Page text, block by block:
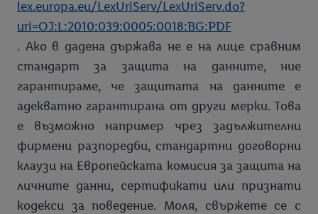
lex.europa.eu/LexUriServ/LexUriServ.do?
uri=OJ:L:2010:039:0005:0018:BG:PDF
. Ако в дадена държава не е на лице сравним
стандарт за защита на данните, ние
гарантираме, че защитата на данните е
адекватно гарантирана от други мерки. Това
е възможно например чрез задължителни
фирмени разпоредби, стандартни договорни
клаузи на Европейската комисия за защита на
личните данни, сертификати или признати
кодекси за поведение. Моля, свържете се с